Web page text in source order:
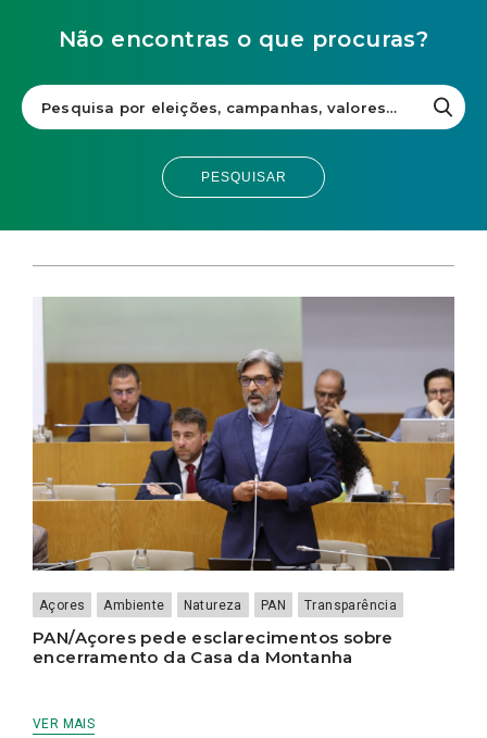
Não encontras o que procuras?
PESQUISAR
Açores Ambiente Natureza PAN Transparência
PAN/Açores pede esclarecimentos sobre
encerramento da Casa da Montanha
VER MAIS